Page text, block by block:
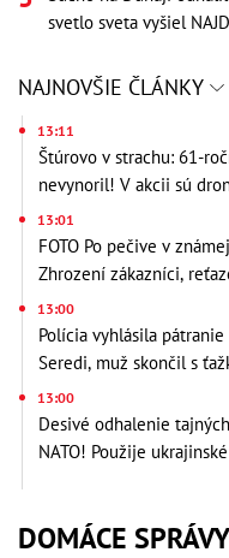
svetlo sveta vyšiel
NAJNOVŠIE ČLÁNKY
13:11
Štúrovo v strachu: 61-
nevynoril! V akcii sú
13:01
FOTO Po pečive v
Zhrození zákazníci,
13:00
Polícia vyhlásila
Seredi, muž skončil s
13:00
Desivé odhalenie
NATO! Použije
DOMÁCE SPRÁVY